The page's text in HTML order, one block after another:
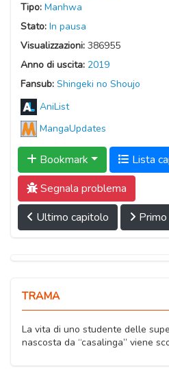
Tipo: Manhwa
Stato: In pausa
Visualizzazioni: 386955
Anno di uscita: 2019
Fansub: Shingeki no Shoujo
AniList
MangaUpdates
Bookmark
Lista
Segnala problema
Ultimo capitolo
TRAMA
La vita di uno studente delle
nascosta da “casalinga” viene